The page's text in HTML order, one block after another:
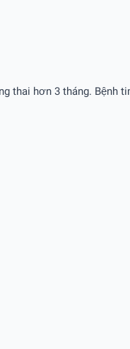
thai hơn 3 tháng. Bệnh